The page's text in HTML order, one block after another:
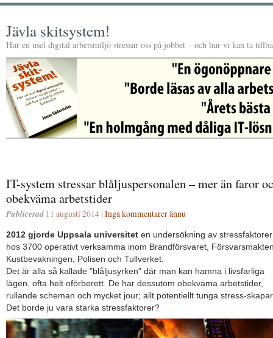
Jävla skitsystem!
Hur en usel digital arbetsmiljö stressar oss på jobbet – och hur vi kan ta
IT-system stressar blåljuspersonalen – mer än faror
obekväma arbetstider
Publicerad 11 augusti 2014 | Inga kommentarer ännu
2012 gjorde Uppsala universitet en undersökning av stressfaktorer
hos 3700 operativt verksamma inom Brandförsvaret,
Kustbevakningen, Polisen och Tullverket.
Det är alla så kallade ”blåljusyrken” där man kan hamna i livsfarliga
lägen, ofta helt oförberett. De har dessutom obekväma arbetstider,
rullande scheman och mycket jour; allt potentiellt tunga stress-
Det borde ju vara starka stressfaktorer?